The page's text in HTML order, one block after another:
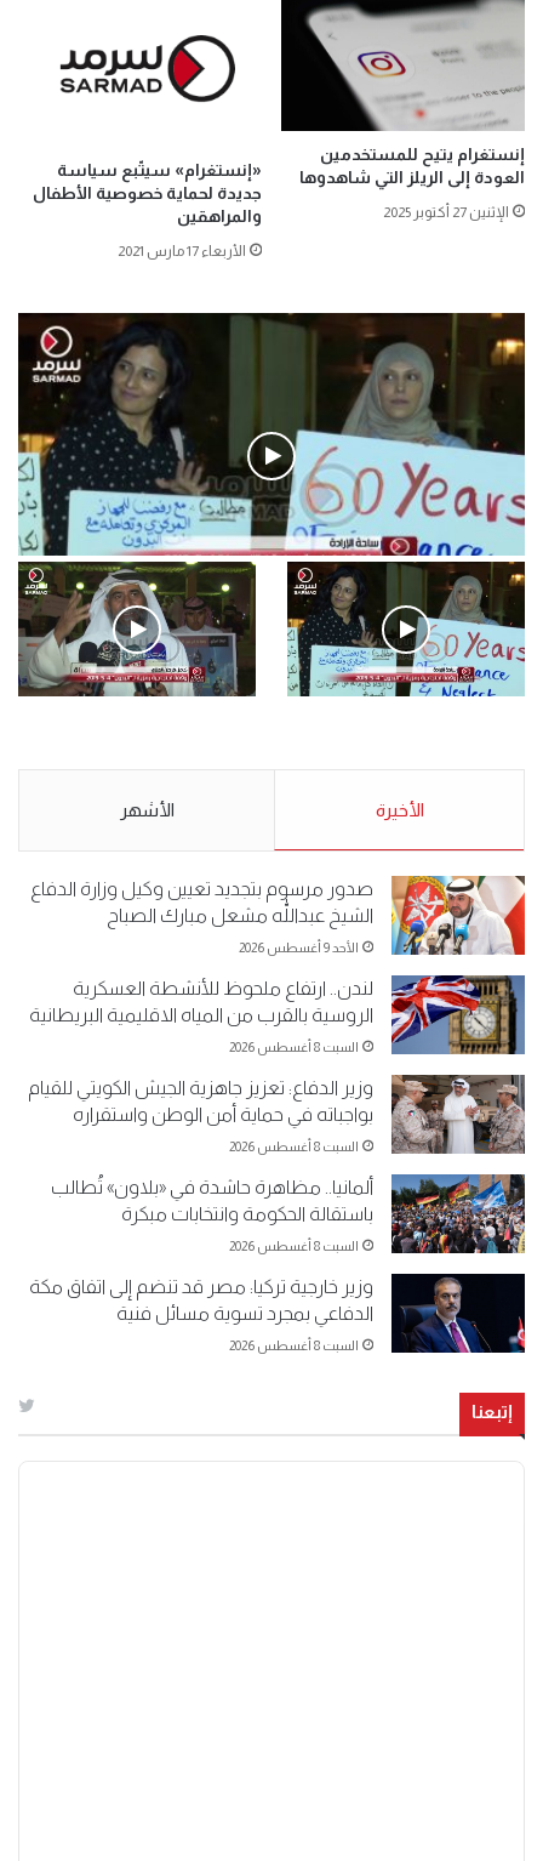
إنستغرام يتيح للمستخدمين
العودة إلى الريلز التي شاهدوها
الإثنين 27 أكتوبر 2025
«إنستغرام» سيتّبع سياسة
جديدة لحماية خصوصية الأطفال
والمراهقين
الأربعاء 17 مارس 2021
فيديو
.وقفة احتجاجية رمزية لـ”#البدون” في ساحة الإرادة 4-5-2019.
الأحد 5 مايو 2019
5-2019.
نبيع مخدرات يعني ولا خمر؟!.
الأخيرة الأشهر
صدور مرسوم بتجديد تعيين وكيل وزارة الدفاع
الشيخ عبداللّٰه مشعل مبارك الصباح
الأحد 9 أغسطس 2026
لندن.. ارتفاع ملحوظ للأنشطة العسكرية
الروسية بالقرب من المياه الاقليمية البريطانية
السبت 8 أغسطس 2026
وزير الدفاع: تعزيز جاهزية الجيش الكويتي للقيام
بواجباته في حماية أمن الوطن واستقراره
السبت 8 أغسطس 2026
ألمانيا.. مظاهرة حاشدة في «بلاون» تُطالب
باستقالة الحكومة وانتخابات مبكرة
السبت 8 أغسطس 2026
وزير خارجية تركيا: مصر قد تنضم إلى اتفاق مكة
الدفاعي بمجرد تسوية مسائل فنية
السبت 8 أغسطس 2026
إتبعنا